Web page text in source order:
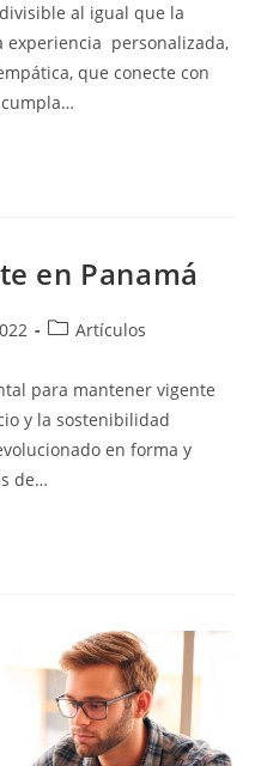
al igual que la
experiencia personalizada,
que conecte con
en Panamá
Artículos
para mantener vigente
y la sostenibilidad
en forma y
de…